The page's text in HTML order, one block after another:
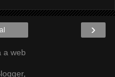
›
a web
.